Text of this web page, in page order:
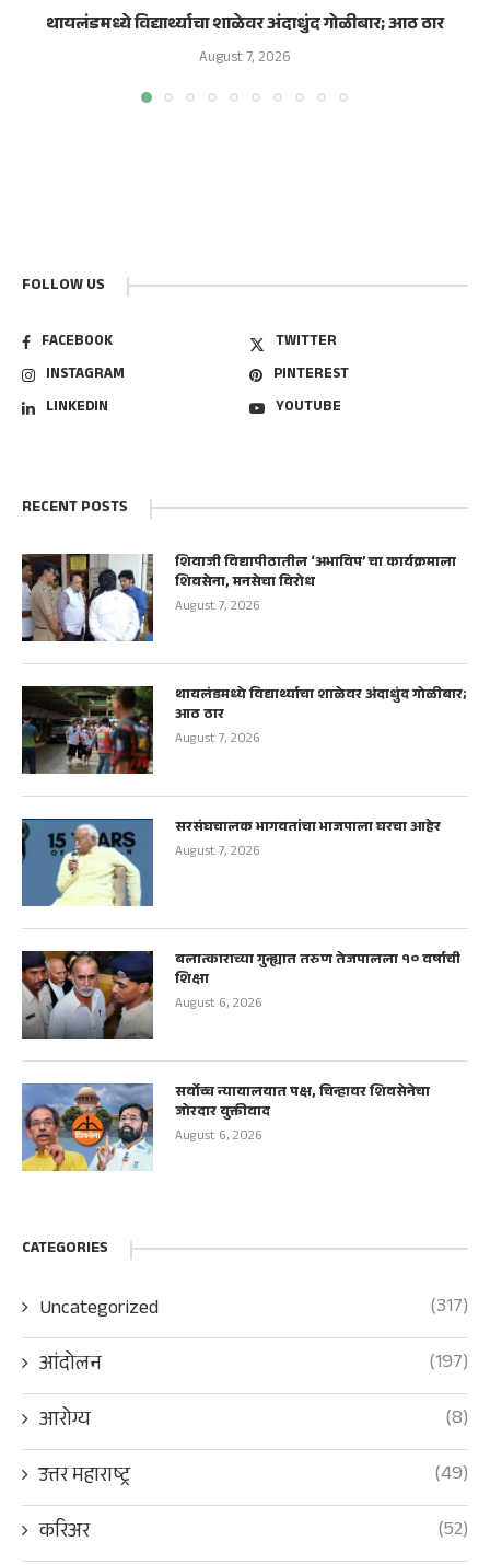
थायलंडमध्ये विद्यार्थ्याचा शाळेवर अंदाधुंद गोळीबार; आठ ठार
August 7, 2026
FOLLOW US
FACEBOOK
TWITTER
INSTAGRAM
PINTEREST
LINKEDIN
YOUTUBE
RECENT POSTS
शिवाजी विद्यापीठातील ‘अभाविप’ चा कार्यक्रमाला
शिवसेना, मनसेचा विरोध
August 7, 2026
थायलंडमध्ये विद्यार्थ्याचा शाळेवर अंदाधुंद गोळीबार;
आठ ठार
August 7, 2026
सरसंघचालक भागवतांचा भाजपाला घरचा आहेर
August 7, 2026
बलात्काराच्या गुन्ह्यात तरुण तेजपालला १० वर्षाची
शिक्षा
August 6, 2026
सर्वोच्च न्यायालयात पक्ष, चिन्हावर शिवसेनेचा
जोरदार युक्तीवाद
August 6, 2026
CATEGORIES
Uncategorized
(317)
आंदोलन
(197)
आरोग्य
(8)
उत्तर महाराष्ट्र
(49)
करिअर
(52)